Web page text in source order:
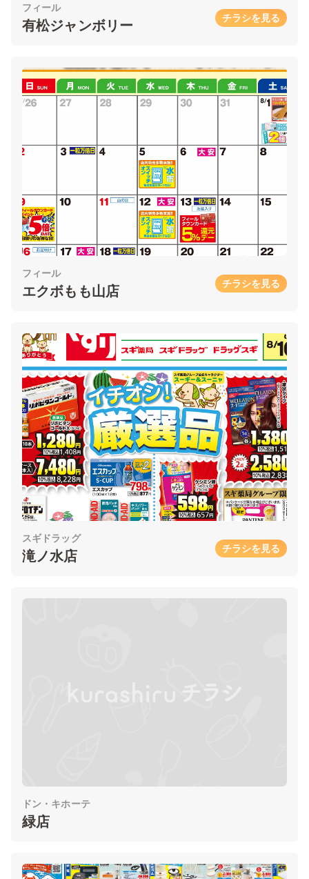
フィール
有松ジャンボリー チラシを見る
フィール
エクボもも山店 チラシを見る
スギドラッグ
滝ノ水店 チラシを見る
ドン・キホーテ
緑店